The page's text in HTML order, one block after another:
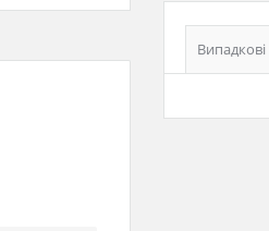
Випадкові